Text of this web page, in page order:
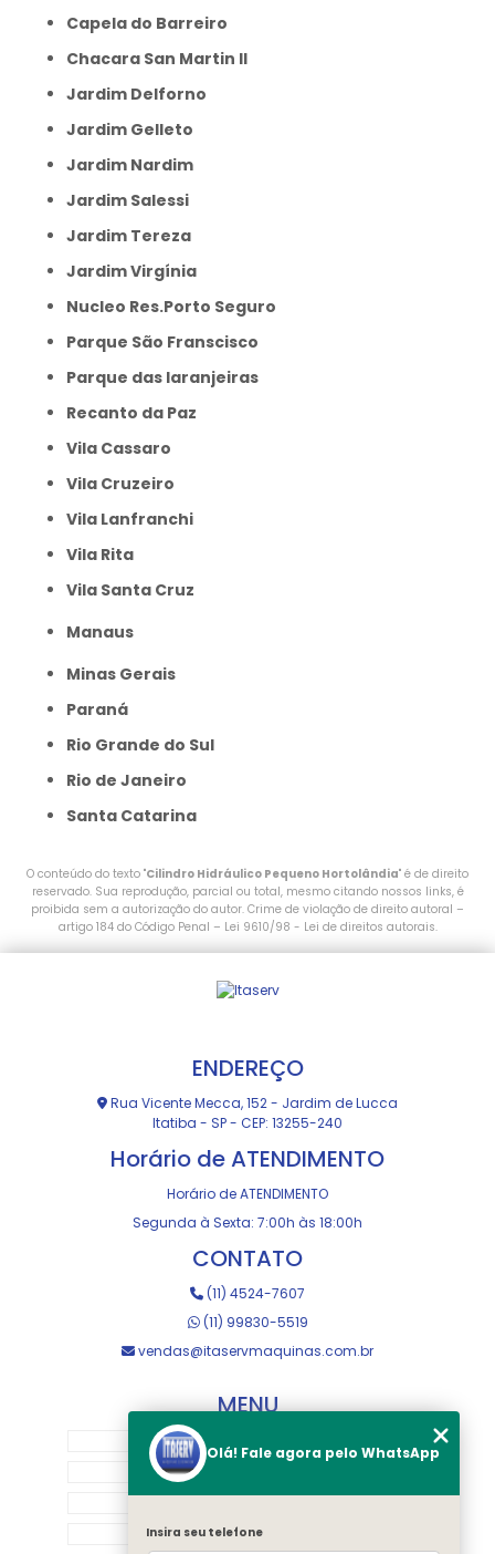
Capela do Barreiro
Chacara San Martin II
Jardim Delforno
Jardim Gelleto
Jardim Nardim
Jardim Salessi
Jardim Tereza
Jardim Virgínia
Nucleo Res.Porto Seguro
Parque São Franscisco
Parque das laranjeiras
Recanto da Paz
Vila Cassaro
Vila Cruzeiro
Vila Lanfranchi
Vila Rita
Vila Santa Cruz
Manaus
Minas Gerais
Paraná
Rio Grande do Sul
Rio de Janeiro
Santa Catarina
O conteúdo do texto "Cilindro Hidráulico Pequeno Hortolândia" é de direito
reservado. Sua reprodução, parcial ou total, mesmo citando nossos links, é
proibida sem a autorização do autor. Crime de violação de direito autoral –
artigo 184 do Código Penal – Lei 9610/98 - Lei de direitos autorais.
ENDEREÇO
Rua Vicente Mecca, 152 - Jardim de Lucca
Itatiba - SP - CEP: 13255-240
Horário de ATENDIMENTO
Horário de ATENDIMENTO
Segunda à Sexta: 7:00h às 18:00h
CONTATO
(11) 4524-7607
(11) 99830-5519
vendas@itaservmaquinas.com.br
MENU
MANUTENÇÃO E USINAGEM
LOJA
Olá! Fale agora pelo WhatsApp
Insira seu telefone